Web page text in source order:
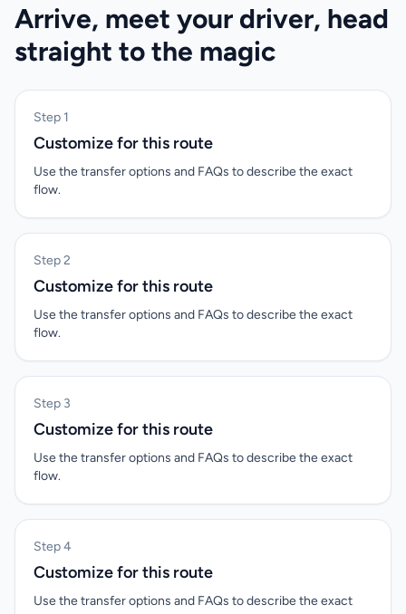
Arrive, meet your driver, head
straight to the magic
Step 1
Customize for this route
Use the transfer options and FAQs to describe the exact
flow.
Step 2
Customize for this route
Use the transfer options and FAQs to describe the exact
flow.
Step 3
Customize for this route
Use the transfer options and FAQs to describe the exact
flow.
Step 4
Customize for this route
Use the transfer options and FAQs to describe the exact